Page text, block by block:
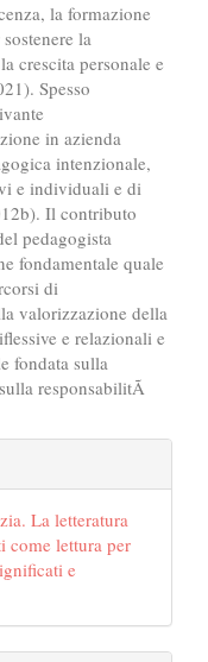
la formazione
la
crescita personale e
Spesso
in azienda
intenzionale,
e individuali e di
Il contributo
pedagogista
fondamentale quale
di
valorizzazione della
e relazionali e
fondata sulla
responsabilitÃ
La letteratura
lettura per
e